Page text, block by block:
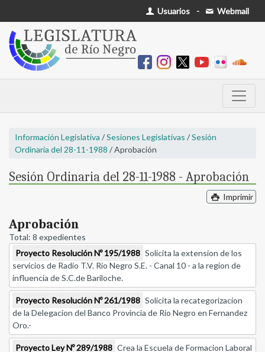
Usuarios - Webmail
Información Legislativa /Sesiones Legislativas /Sesión
Ordinaria del 28-11-1988 / Aprobación
Sesión Ordinaria del 28-11-1988 - Aprobación
Imprimir
Aprobación
Total: 8 expedientes
Proyecto Resolución Nº 195/1988 Solicita la extension de los
servicios de Radio T.V. Rio Negro S.E. - Canal 10 - a la region de
influencia de S.C.de Bariloche.
Proyecto Resolución Nº 261/1988 Solicita la recategorizacion
de la Delegacion del Banco Provincia de Rio Negro en Fernandez
Oro.-
Proyecto Ley Nº 289/1988 Crea la Escuela de Formacion Laboral